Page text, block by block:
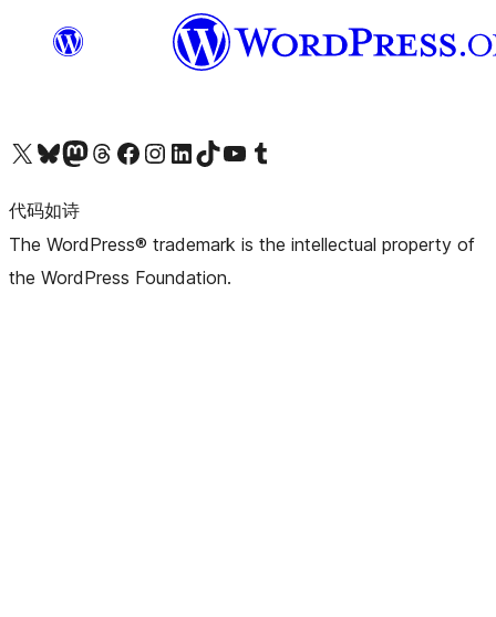
关注我们的 X（原 Twitter）账号访问我们的 Bluesky 账号关注我们的 Mastodon 账号访问我们的 Threads 账号 访问我们的 Facebook 公共主页关注我们的 Instagram 账号 关注我们的 LinkedIn 主页访问我们的 TikTok 账号访问我们的 YouTube 频道 访问我们的 Tumblr 账号
代码如诗
The WordPress® trademark is the intellectual property of
the WordPress Foundation.